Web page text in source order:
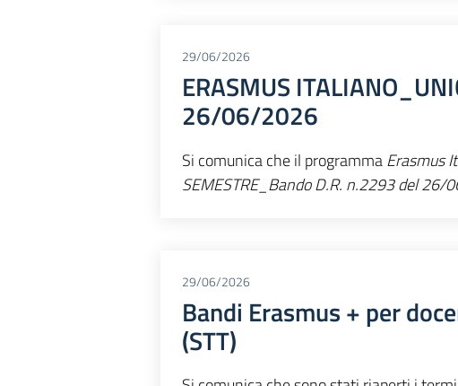
29/06/2026
ERASMUS
26/06/2026
Si comunica che il programmaErasmus
SEMESTRE_Bando D.R. n.2293 del 26/
29/06/2026
Bandi Erasmus + per
(STT)